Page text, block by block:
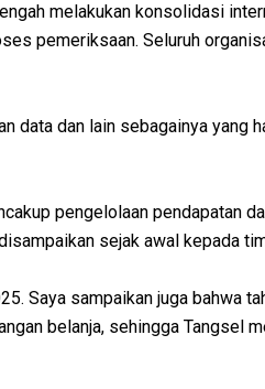
melakukan konsolidasi
pemeriksaan. Seluruh
data dan lain sebagainya yang
pengelolaan pendapatan
sejak awal kepada
Saya sampaikan juga bahwa
belanja, sehingga Tangsel